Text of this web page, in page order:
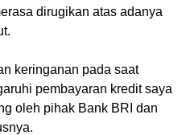
dirugikan atas adanya
keringanan pada saat
pembayaran kredit saya
oleh pihak Bank BRI dan